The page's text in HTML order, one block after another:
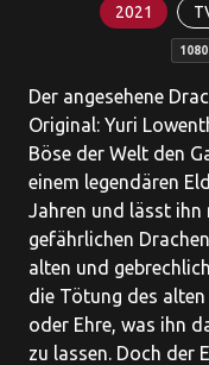
2021
Der angesehene
Original: Yuri
Böse der Welt den
einem legendären
Jahren und lässt ihn
gefährlichen
alten und
die Tötung des alten
oder Ehre, was ihn
zu lassen. Doch der